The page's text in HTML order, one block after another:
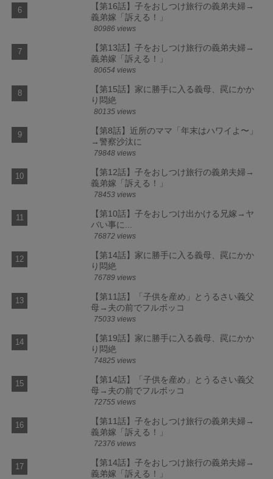
【第16話】子をおしつけ旅行の義弟夫婦→
義弟嫁「訴える！」
80986 views
【第13話】子をおしつけ旅行の義弟夫婦→
義弟嫁「訴える！」
80654 views
【第15話】家に勝手に入る義母、罠にかか
り悶絶
80135 views
【第8話】近所のママ「年末はハワイよ〜」
→警察沙汰に
79848 views
【第12話】子をおしつけ旅行の義弟夫婦→
義弟嫁「訴える！」
78453 views
【第10話】子をおしつけ出かける兄嫁→ヤ
バい事に...
76872 views
【第14話】家に勝手に入る義母、罠にかか
り悶絶
76789 views
【第11話】「子供を産め」とうるさい義父
母→夫の前でフルボッコ
75033 views
【第19話】家に勝手に入る義母、罠にかか
り悶絶
74825 views
【第14話】「子供を産め」とうるさい義父
母→夫の前でフルボッコ
72755 views
【第11話】子をおしつけ旅行の義弟夫婦→
義弟嫁「訴える！」
72376 views
【第14話】子をおしつけ旅行の義弟夫婦→
義弟嫁「訴える！」